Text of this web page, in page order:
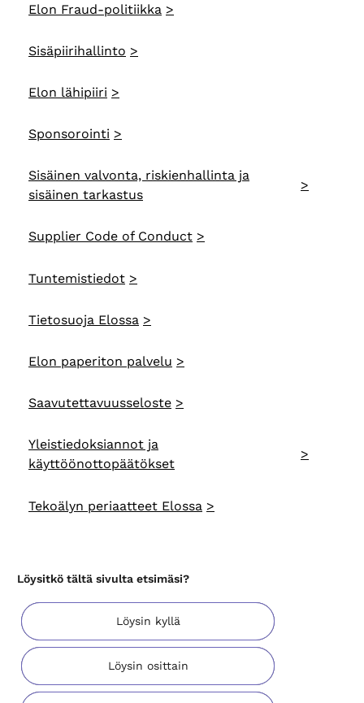
Elon Fraud-politiikka
Sisäpiirihallinto
Elon lähipiiri
Sponsorointi
Sisäinen valvonta, riskienhallinta ja
sisäinen tarkastus
Supplier Code of Conduct
Tuntemistiedot
Tietosuoja Elossa
Elon paperiton palvelu
Saavutettavuusseloste
Yleistiedoksiannot ja
käyttöönottopäätökset
Tekoälyn periaatteet Elossa
Löysitkö tältä sivulta etsimäsi?
Löysin kyllä
Löysin osittain